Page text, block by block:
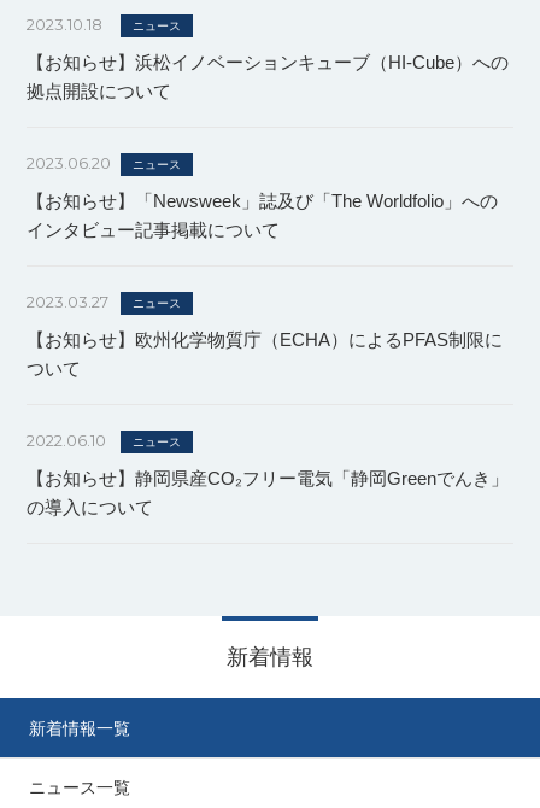
2023.10.18 ニュース
【お知らせ】浜松イノベーションキューブ（HI-Cube）への
拠点開設について
2023.06.20 ニュース
【お知らせ】「Newsweek」誌及び「The Worldfolio」への
インタビュー記事掲載について
2023.03.27 ニュース
【お知らせ】欧州化学物質庁（ECHA）によるPFAS制限に
ついて
2022.06.10 ニュース
【お知らせ】静岡県産CO₂フリー電気「静岡Greenでんき」
の導入について
新着情報
新着情報一覧
ニュース一覧